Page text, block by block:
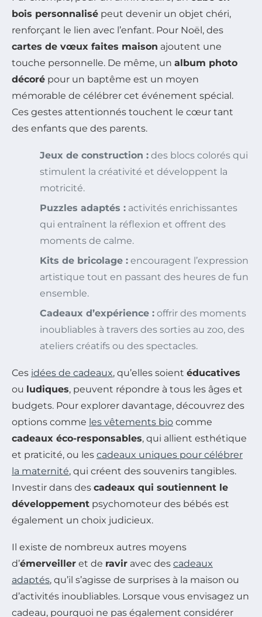
bois personnalisé peut devenir un objet chéri,
renforçant le lien avec l’enfant. Pour Noël, des
cartes de vœux faites maison ajoutent une
touche personnelle. De même, un album photo
décoré pour un baptême est un moyen
mémorable de célébrer cet événement spécial.
Ces gestes attentionnés touchent le cœur tant
des enfants que des parents.
Jeux de construction : des blocs colorés qui
stimulent la créativité et développent la
motricité.
Puzzles adaptés : activités enrichissantes
qui entraînent la réflexion et offrent des
moments de calme.
Kits de bricolage : encouragent l’expression
artistique tout en passant des heures de fun
ensemble.
Cadeaux d’expérience : offrir des moments
inoubliables à travers des sorties au zoo, des
ateliers créatifs ou des spectacles.
Ces idées de cadeaux, qu’elles soient éducatives
ou ludiques, peuvent répondre à tous les âges et
budgets. Pour explorer davantage, découvrez des
options comme les vêtements bio comme
cadeaux éco-responsables, qui allient esthétique
et praticité, ou les cadeaux uniques pour célébrer
la maternité, qui créent des souvenirs tangibles.
Investir dans des cadeaux qui soutiennent le
développement psychomoteur des bébés est
également un choix judicieux.
Il existe de nombreux autres moyens
d’émerveiller et de ravir avec des cadeaux
adaptés, qu’il s’agisse de surprises à la maison ou
d’activités inoubliables. Lorsque vous envisagez un
cadeau, pourquoi ne pas également considérer